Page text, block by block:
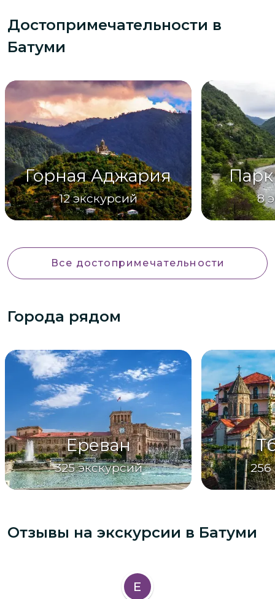
Достопримечательности в
Батуми
Горная Аджария
12 экскурсий 8
Все достопримечательности
Города рядом
Ереван
325 экскурсий 256
Отзывы на экскурсии в Батуми
Е